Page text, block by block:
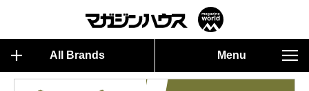
All Brands Menu